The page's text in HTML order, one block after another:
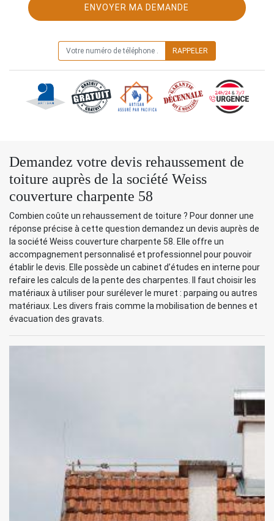
Demandez votre devis rehaussement de
toiture auprès de la société Weiss
couverture charpente 58
Combien coûte un rehaussement de toiture ? Pour donner une
réponse précise à cette question demandez un devis auprès de
la société Weiss couverture charpente 58. Elle offre un
accompagnement personnalisé et professionnel pour pouvoir
établir le devis. Elle possède un cabinet d’études en interne pour
refaire les calculs de la pente des charpentes. Il faut choisir les
matériaux à utiliser pour surélever le muret : parpaing ou autres
matériaux. Les divers frais comme la mobilisation de bennes et
évacuation des gravats.